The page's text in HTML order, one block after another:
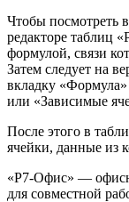
Чтобы посмотреть
редакторе таблиц
формулой, связи
Затем следует на
вкладку
или «Зависимые
После этого в
ячейки, данные из
«Р7-Офис» —
для совместной